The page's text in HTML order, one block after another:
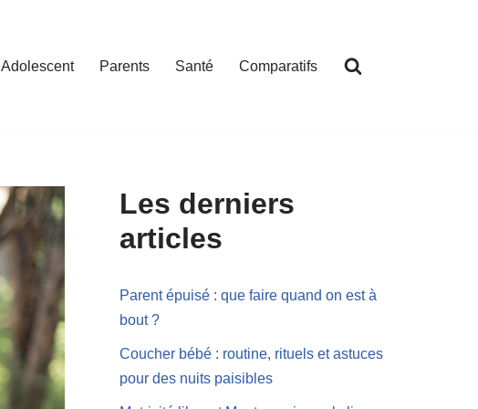
Adolescent Parents Santé Comparatifs
Les derniers
articles
Parent épuisé : que faire quand on est à
bout ?
Coucher bébé : routine, rituels et astuces
pour des nuits paisibles